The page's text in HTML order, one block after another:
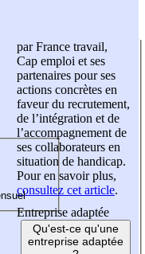
par France travail,
Cap emploi et ses
partenaires pour ses
actions concrètes en
faveur du recrutement,
de l’intégration et de
l’accompagnement de
ses collaborateurs en
situation de handicap.
Pour en savoir plus,
consultez cet article.
Entreprise adaptée
Qu'est-ce qu'une
entreprise adaptée